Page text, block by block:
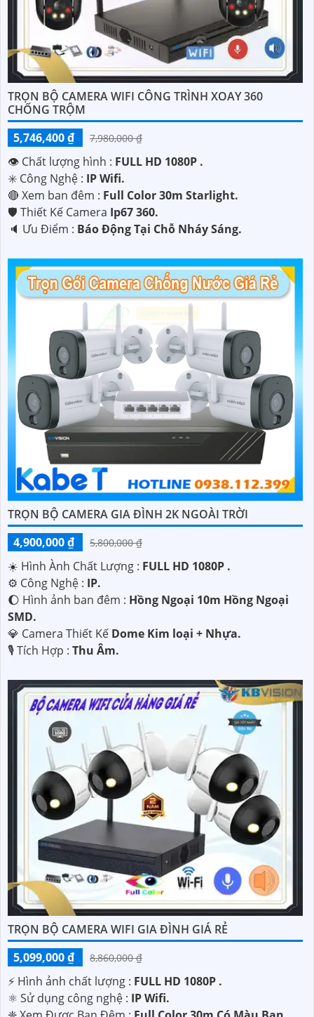
TRỌN BỘ CAMERA WIFI CÔNG TRÌNH XOAY 360
CHỐNG TRỘM
5,746,400 ₫
7,980,000 ₫
👁 Chất lượng hình : FULL HD 1080P .
✳️ Công Nghệ : IP Wifi.
🔴 Xem ban đêm : Full Color 30m Starlight.
🛡 Thiết Kế Camera Ip67 360.
️🔈 Ưu Điểm : Báo Động Tại Chỗ Nháy Sáng.
TRỌN BỘ CAMERA GIA ĐÌNH 2K NGOÀI TRỜI
4,900,000 ₫
5,800,000 ₫
☀️ Hình Ành Chất Lượng : FULL HD 1080P .
⚙ Công Nghệ : IP.
🌔 Hình ảnh ban đêm : Hồng Ngoại 10m Hồng Ngoại
SMD.
💎 Camera Thiết Kế Dome Kim loại + Nhựa.
️🎙 Tích Hợp : Thu Âm.
TRỌN BỘ CAMERA WIFI GIA ĐÌNH GIÁ RẺ
5,099,000 ₫
8,860,000 ₫
️⚡ Hình ảnh chất lượng : FULL HD 1080P .
⚛️ Sử dụng công nghệ : IP Wifi.